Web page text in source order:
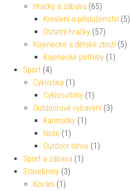
Hračky a zábava (65)
Kreslení a příslušenství (5)
Ostatní hračky (57)
Kojenecké a dětské zboží (5)
Kojenecké potřeby (1)
Sport (4)
Cyklistika (1)
Cyklosvítilny (1)
Outdoorové vybavení (3)
Karimatky (1)
Nože (1)
Outdoor láhve (1)
Sport a zábava (1)
Stavebniny (3)
Kování (1)